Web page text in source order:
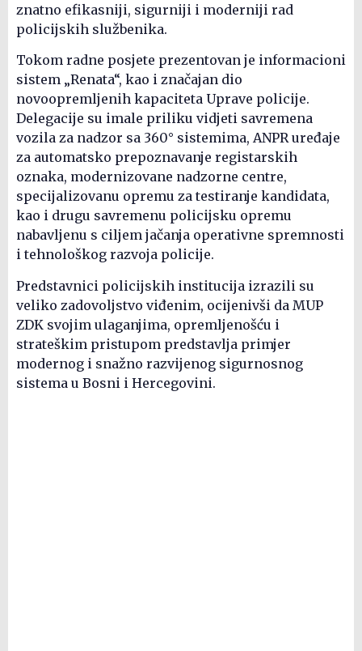
znatno efikasniji, sigurniji i moderniji rad
policijskih službenika.
Tokom radne posjete prezentovan je informacioni
sistem „Renata“, kao i značajan dio
novoopremljenih kapaciteta Uprave policije.
Delegacije su imale priliku vidjeti savremena
vozila za nadzor sa 360° sistemima, ANPR uređaje
za automatsko prepoznavanje registarskih
oznaka, modernizovane nadzorne centre,
specijalizovanu opremu za testiranje kandidata,
kao i drugu savremenu policijsku opremu
nabavljenu s ciljem jačanja operativne spremnosti
i tehnološkog razvoja policije.
Predstavnici policijskih institucija izrazili su
veliko zadovoljstvo viđenim, ocijenivši da MUP
ZDK svojim ulaganjima, opremljenošću i
strateškim pristupom predstavlja primjer
modernog i snažno razvijenog sigurnosnog
sistema u Bosni i Hercegovini.